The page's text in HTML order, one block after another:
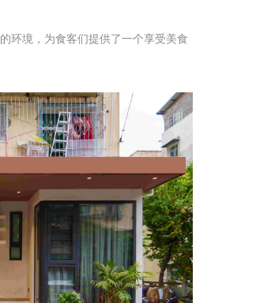
环境，为食客们提供了一个享受美食